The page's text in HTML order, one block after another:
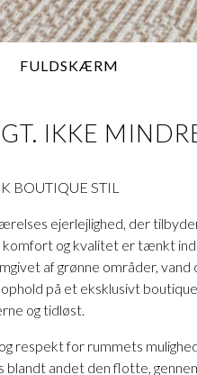
FULDSKÆRM
IKKE
BOUTIQUE STIL
ejerlejlighed, der
komfort og kvalitet er tænkt
af grønne områder,
på et eksklusivt
og tidløst.
respekt for rummets
blandt andet den flotte,